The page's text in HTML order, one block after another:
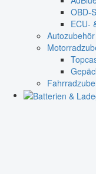
OBD-
ECU-
Autozubehör